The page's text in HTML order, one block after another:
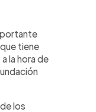
tiene
la hora de
los